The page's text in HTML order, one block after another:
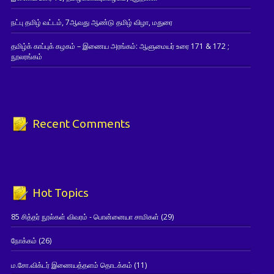
நட்பு தமிழ் வட்டம், 7ஆவது ஆண்டு தமிழ் விழா, மதுரை
தமிழ்க் காப்புக் கழகம் – இணைய அரங்கம்: ஆளுமையர் உரை 171 & 172 ;
நூலரங்கம்
Recent Comments
Hot Topics
85 சித்தர் நூல்கள் விவரம் - பொன்னையா சாமிகள் (29)
நோக்கம் (26)
ம.சோ.விக்டர் இணையத்தளம் தொடக்கம் (11)